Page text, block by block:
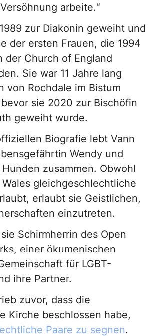
arbeite.“
zur Diakonin geweiht und
der ersten Frauen, die 1994
der Church of England
Sie war 11 Jahre lang
von Rochdale im Bistum
sie 2020 zur Bischöfin
geweiht wurde.
Biografie lebt Vann
Wendy und
zusammen. Obwohl
gleichgeschlechtliche
erlaubt sie Geistlichen,
einzutreten.
Schirmherrin des Open
einer ökumenischen
für LGBT-
ihre Partner.
zuvor, dass die
Kirche beschlossen habe,
Paare zu segnen.